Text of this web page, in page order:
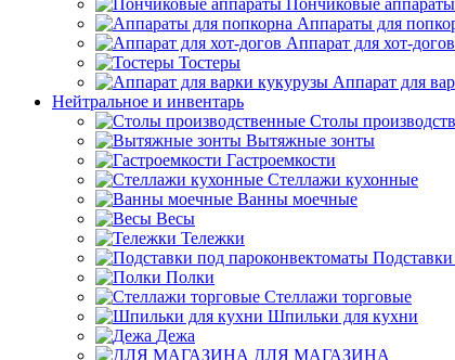
Пончиковые аппараты
Аппараты для
Аппарат для хот-догов
Тостеры
Аппарат для
Нейтральное и инвентарь
Столы
Вытяжные зонты
Гастроемкости
Стеллажи кухонные
Ванны моечные
Весы
Тележки
Полки
Стеллажи торговые
Шпильки для кухни
Дежа
ДЛЯ МАГАЗИНА